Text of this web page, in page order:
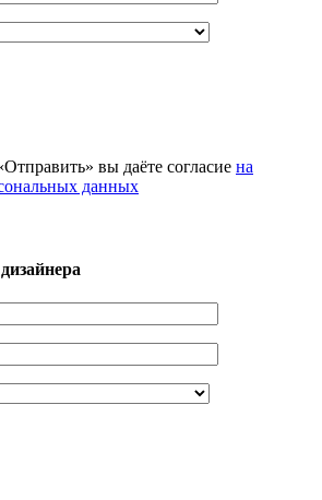
вы даёте согласие на
данных